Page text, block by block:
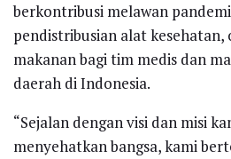
berkontribusi melawan
pendistribusian alat kesehatan,
makanan bagi tim medis dan
daerah di Indonesia.
“Sejalan dengan visi dan misi
menyehatkan bangsa, kami